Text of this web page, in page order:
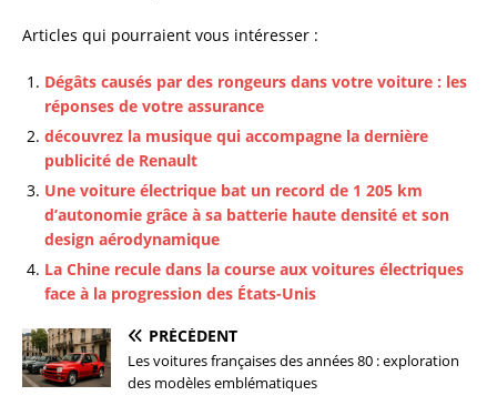
Articles qui pourraient vous intéresser :
Dégâts causés par des rongeurs dans votre voiture : les
réponses de votre assurance
découvrez la musique qui accompagne la dernière
publicité de Renault
Une voiture électrique bat un record de 1 205 km
d’autonomie grâce à sa batterie haute densité et son
design aérodynamique
La Chine recule dans la course aux voitures électriques
face à la progression des États-Unis
PRÉCÉDENT
Les voitures françaises des années 80 : exploration
des modèles emblématiques